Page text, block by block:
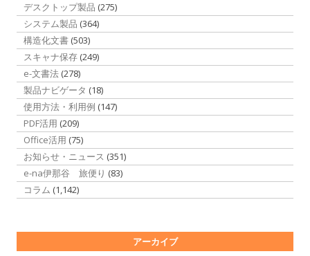
デスクトップ製品 (275)
システム製品 (364)
構造化文書 (503)
スキャナ保存 (249)
e-文書法 (278)
製品ナビゲータ (18)
使用方法・利用例 (147)
PDF活用 (209)
Office活用 (75)
お知らせ・ニュース (351)
e-na伊那谷 旅便り (83)
コラム (1,142)
アーカイブ